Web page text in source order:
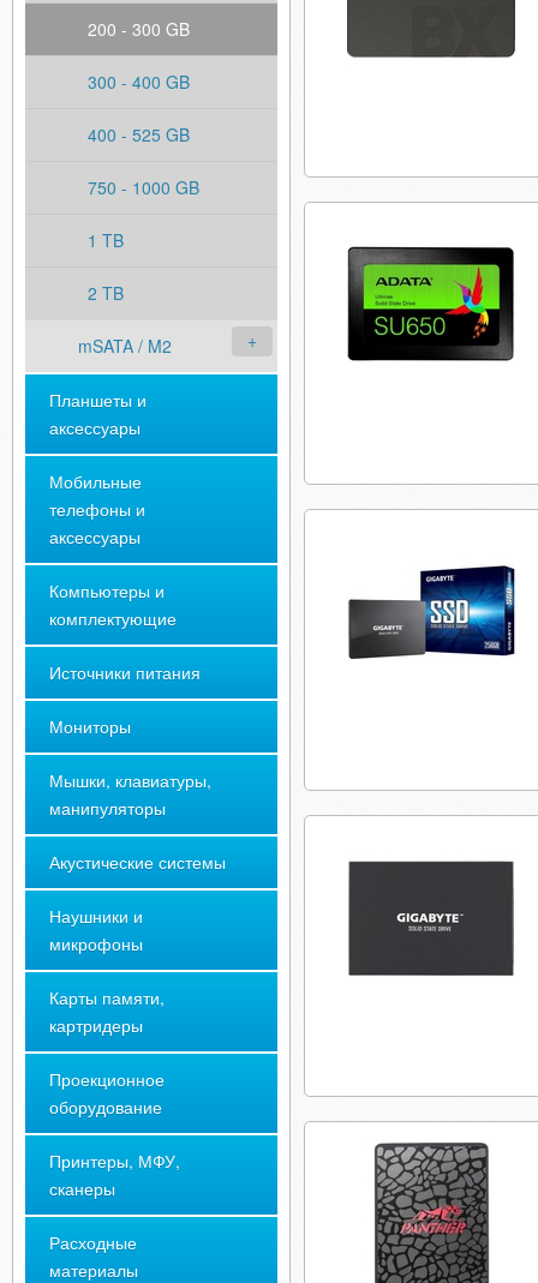
200 - 300 GB
300 - 400 GB
400 - 525 GB
750 - 1000 GB
1 TB
2 TB
mSATA / M2
Планшеты и
аксессуары
Мобильные
телефоны и
аксессуары
Компьютеры и
комплектующие
Источники питания
Мониторы
Мышки, клавиатуры,
манипуляторы
Акустические системы
Наушники и
микрофоны
Карты памяти,
картридеры
Проекционное
оборудование
Принтеры, МФУ,
сканеры
Расходные
материалы